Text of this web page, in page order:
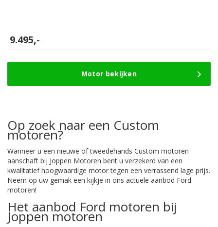
9.495,-
Motor bekijken
Op zoek naar een Custom
motoren?
Wanneer u een nieuwe of tweedehands Custom motoren
aanschaft bij Joppen Motoren bent u verzekerd van een
kwalitatief hoogwaardige motor tegen een verrassend lage prijs.
Neem op uw gemak een kijkje in ons actuele aanbod Ford
motoren!
Het aanbod Ford motoren bij
Joppen motoren